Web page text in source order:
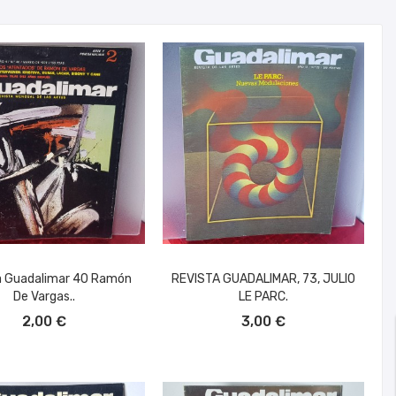
Guadalimar 40 Ramón
De Vargas..
2,00 €
REVISTA GUADALIMAR, 73, JULIO
LE PARC.
3,00 €